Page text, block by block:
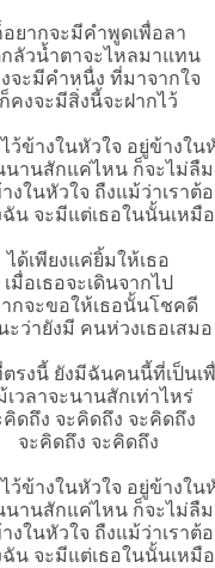
อยากจะมีคำพูดเพื่อลา
ลัวน้ำตาจะไหลมาแทน
จะมีคำหนื่ง ที่มาจากใจ
ก็คงจะมีสิ่งนี้จะฝากไว้
ว้ข้างในหัวใจ อยู่ข้างใน
นานสักแค่ไหน ก็จะไม่ลืม
งในหัวใจ ถืงแม้ว่าเราต้
น จะมีแต่เธอในนั้นเหมื
ได้เพียงแค่ยิ้มให้เธอ
เมื่อเธอจะเดินจากไป
กจะขอให้เธอนั้นโชคดี
ะว่ายังมี คนห่วงเธอเสมอ
รงนี้ ยังมีฉันคนนี้ที่เป็นเ
เวลาจะนานสักเท่าไหร่
คิดถึง จะคิดถึง จะคิดถึง
จะคิดถึง จะคิดถึง
ว้ข้างในหัวใจ อยู่ข้างใน
นานสักแค่ไหน ก็จะไม่ลืม
งในหัวใจ ถืงแม้ว่าเราต้
น จะมีแต่เธอในนั้นเหมื